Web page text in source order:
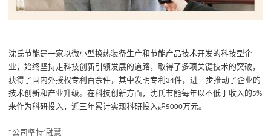
沈氏节能是一家以微小型换热装备生产和节能产品技术开发的科技型企
业，始终坚持走科技创新引领发展的道路，取得了多项关键技术的突破，
获得了国内外授权专利百余件，其中发明专利34件，进一步推动了企业的
技术创新和产业升级。在科技创新方面，沈氏节能每年以不低于收入的5%
来作为科研投入，近三年累计实现科研投入超5000万元。
“公司坚持‘融慧